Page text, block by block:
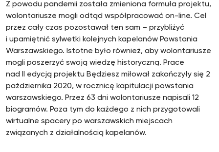
Z powodu pandemii została zmieniona formuła projektu,
wolontariusze mogli odtąd współpracować on-line. Cel
przez cały czas pozostawał ten sam – przybliżyć
i upamiętnić sylwetki kolejnych kapelanów Powstania
Warszawskiego. Istotne było również, aby wolontariusze
mogli poszerzyć swoją wiedzę historyczną. Prace
nad II edycją projektu Będziesz miłował zakończyły się 2
października 2020, w rocznicę kapitulacji powstania
warszawskiego. Przez 63 dni wolontariusze napisali 12
biogramów. Poza tym do każdego z nich przygotowali
wirtualne spacery po warszawskich miejscach
związanych z działalnością kapelanów.